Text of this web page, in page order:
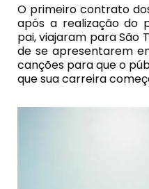
O primeiro contrato
após a realização do
pai, viajaram para São
de se apresentarem
canções para que o
que sua carreira